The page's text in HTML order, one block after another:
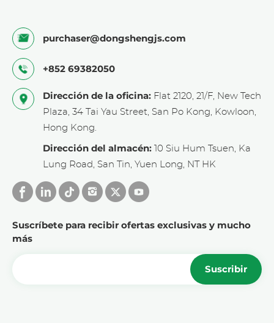
purchaser@dongshengjs.com
+852 69382050
Dirección de la oficina: Flat 2120, 21/F, New Tech
Plaza, 34 Tai Yau Street, San Po Kong, Kowloon,
Hong Kong.
Dirección del almacén: 10 Siu Hum Tsuen, Ka
Lung Road, San Tin, Yuen Long, NT HK
Suscríbete para recibir ofertas exclusivas y mucho
más
Suscribir